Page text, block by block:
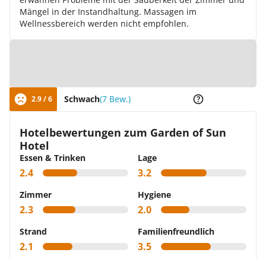
Mängel in der Instandhaltung. Massagen im
Wellnessbereich werden nicht empfohlen.
2.9 / 6 Schwach(7 Bew.)
Hotelbewertungen zum Garden of Sun
Hotel
Essen & Trinken
2.4
Lage
3.2
Zimmer
2.3
Hygiene
2.0
Strand
2.1
Familienfreundlich
3.5